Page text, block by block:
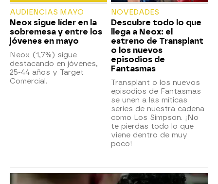
AUDIENCIAS MAYO
Neox sigue líder en la
sobremesa y entre los
jóvenes en mayo
Neox (1,7%) sigue
destacando en jóvenes,
25-44 años y Target
Comercial.
NOVEDADES
Descubre todo lo que
llega a Neox: el
estreno de Transplant
o los nuevos
episodios de
Fantasmas
Transplant o los nuevos
episodios de Fantasmas
se unen a las míticas
series de nuestra cadena
como Los Simpson. ¡No
te pierdas todo lo que
viene dentro de muy
poco!